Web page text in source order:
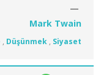
Mark Twain
, Düşünmek , Siyaset